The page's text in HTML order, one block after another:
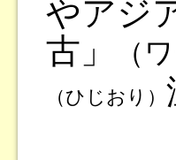
やアジ
古」
（
（ひじおり）